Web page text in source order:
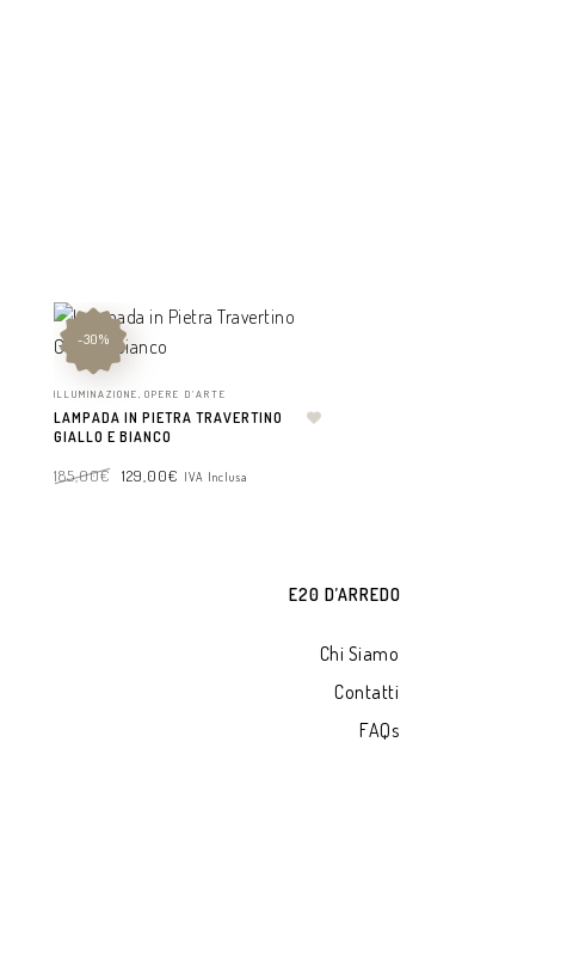
-30%
ILLUMINAZIONE OPERE D'ARTE
LAMPADA IN PIETRA TRAVERTINO
GIALLO E BIANCO
185,00€ 129,00€ IVA Inclusa
E20 D’ARREDO
Chi Siamo
Contatti
FAQs